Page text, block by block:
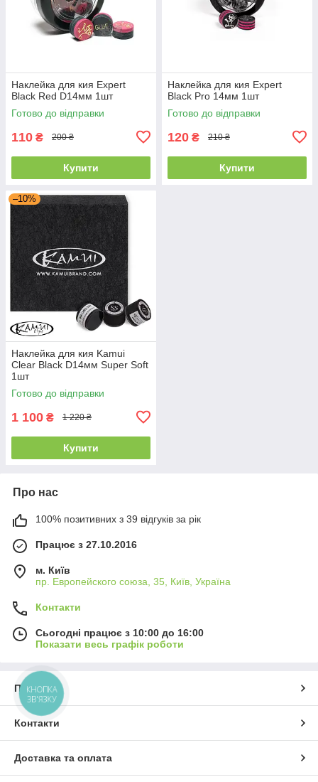
Наклейка для кия Expert
Black Red D14мм 1шт
Готово до відправки
110 ₴ 200 ₴
Купити
Наклейка для кия Expert
Black Pro 14мм 1шт
Готово до відправки
120 ₴ 210 ₴
Купити
–10%
Наклейка для кия Kamui
Clear Black D14мм Super Soft
1шт
Готово до відправки
1 100 ₴ 1 220 ₴
Купити
Про нас
100% позитивних з 39 відгуків за рік
Працює з 27.10.2016
м. Київ
пр. Европейского союза, 35, Київ, Україна
Контакти
Сьогодні працює з 10:00 до 16:00
Показати весь графік роботи
Про нас
Контакти
Доставка та оплата
КНОПКА
ЗВ'ЯЗКУ